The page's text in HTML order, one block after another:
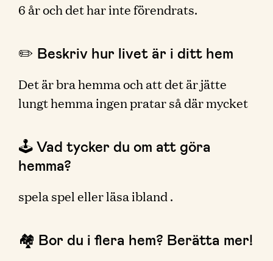
6 år och det har inte förendrats.
✏️ Beskriv hur livet är i ditt hem
Det är bra hemma och att det är jätte
lungt hemma ingen pratar så där mycket
🕹 Vad tycker du om att göra
hemma?
spela spel eller läsa ibland .
🏘 Bor du i flera hem? Berätta mer!